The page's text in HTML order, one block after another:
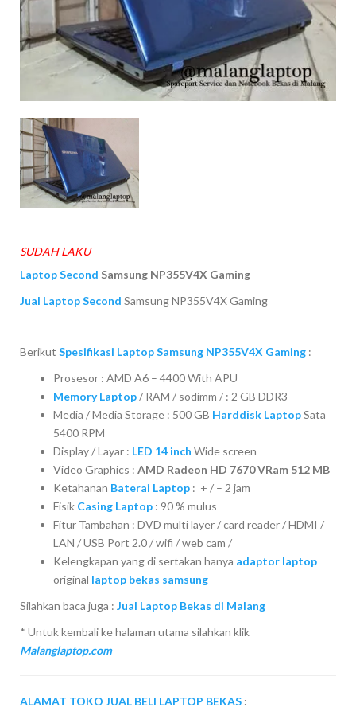
SUDAH LAKU
Laptop Second Samsung NP355V4X Gaming
Jual Laptop Second Samsung NP355V4X Gaming
Berikut Spesifikasi Laptop Samsung NP355V4X Gaming :
Prosesor : AMD A6 – 4400 With APU
Memory Laptop/ RAM / sodimm / : 2 GB DDR3
Media / Media Storage : 500 GB Harddisk LaptopSata
5400 RPM
Display / Layar : LED 14 inch Wide screen
Video Graphics : AMD Radeon HD 7670 VRam 512 MB
Ketahanan Baterai Laptop : + / – 2 jam
Fisik Casing Laptop : 90 % mulus
Fitur Tambahan : DVD multi layer / card reader / HDMI /
LAN / USB Port 2.0 / wifi / web cam /
Kelengkapan yang di sertakan hanya adaptor laptop
original laptop bekas samsung
Silahkan baca juga : Jual Laptop Bekas di Malang
* Untuk kembali ke halaman utama silahkan klik
Malanglaptop.com
ALAMAT TOKO JUAL BELI LAPTOP BEKAS :